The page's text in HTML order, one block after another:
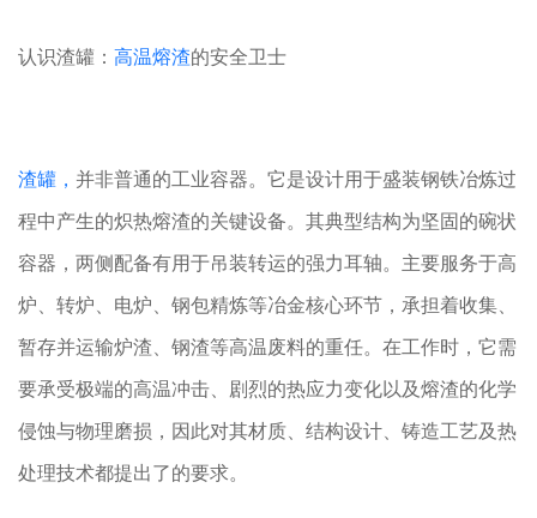
认识渣罐： 高温熔渣的安全卫士
渣罐， 并非普通的工业容器。它是设计用于盛装钢铁冶炼过
程中产生的炽热熔渣的关键设备。其典型结构为坚固的碗状
容器，两侧配备有用于吊装转运的强力耳轴。主要服务于高
炉、转炉、电炉、钢包精炼等冶金核心环节，承担着收集、
暂存并运输炉渣、钢渣等高温废料的重任。在工作时，它需
要承受极端的高温冲击、剧烈的热应力变化以及熔渣的化学
侵蚀与物理磨损，因此对其材质、结构设计、铸造工艺及热
处理技术都提出了的要求。